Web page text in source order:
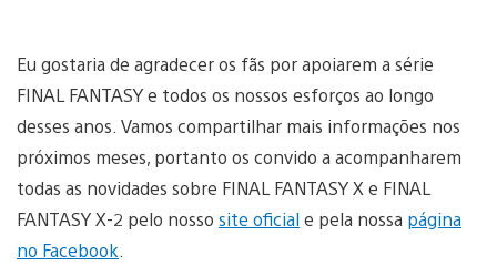
Eu gostaria de agradecer os fãs por apoiarem a série
FINAL FANTASY e todos os nossos esforços ao longo
desses anos. Vamos compartilhar mais informações nos
próximos meses, portanto os convido a acompanharem
todas as novidades sobre FINAL FANTASY X e FINAL
FANTASY X-2 pelo nosso site oficiale pela nossa página
no Facebook